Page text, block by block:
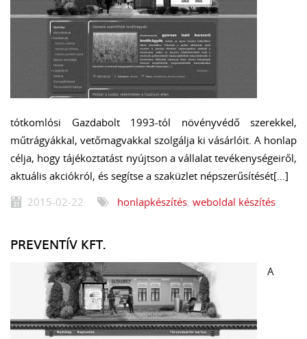
tótkomlósi Gazdabolt 1993-tól növényvédő szerekkel,
műtrágyákkal, vetőmagvakkal szolgálja ki vásárlóit. A honlap
célja, hogy tájékoztatást nyújtson a vállalat tevékenységeiről,
aktuális akciókról, és segítse a szaküzlet népszerűsítését[…]
2015-02-22
honlapkészítés, weboldal készítés
PREVENTÍV KFT.
A